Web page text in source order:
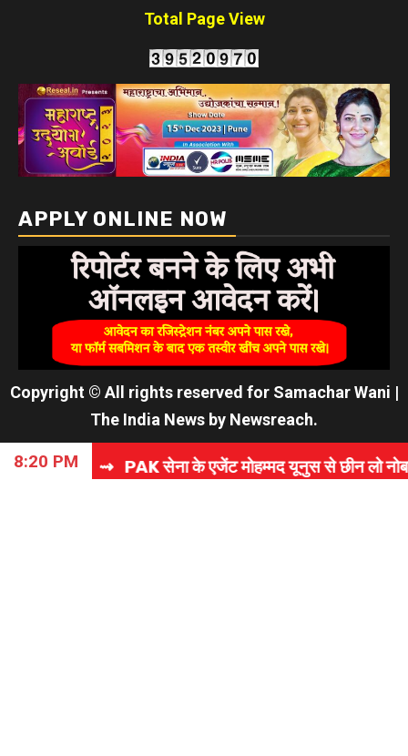
Total Page View
APPLY ONLINE NOW
Copyright © All rights reserved for Samachar Wani |
The India News by Newsreach.
8:20 PM
⇝ PAK सेना के एजेंट मोहम्मद यूनुस से छीन लो नोबल प्राइज!